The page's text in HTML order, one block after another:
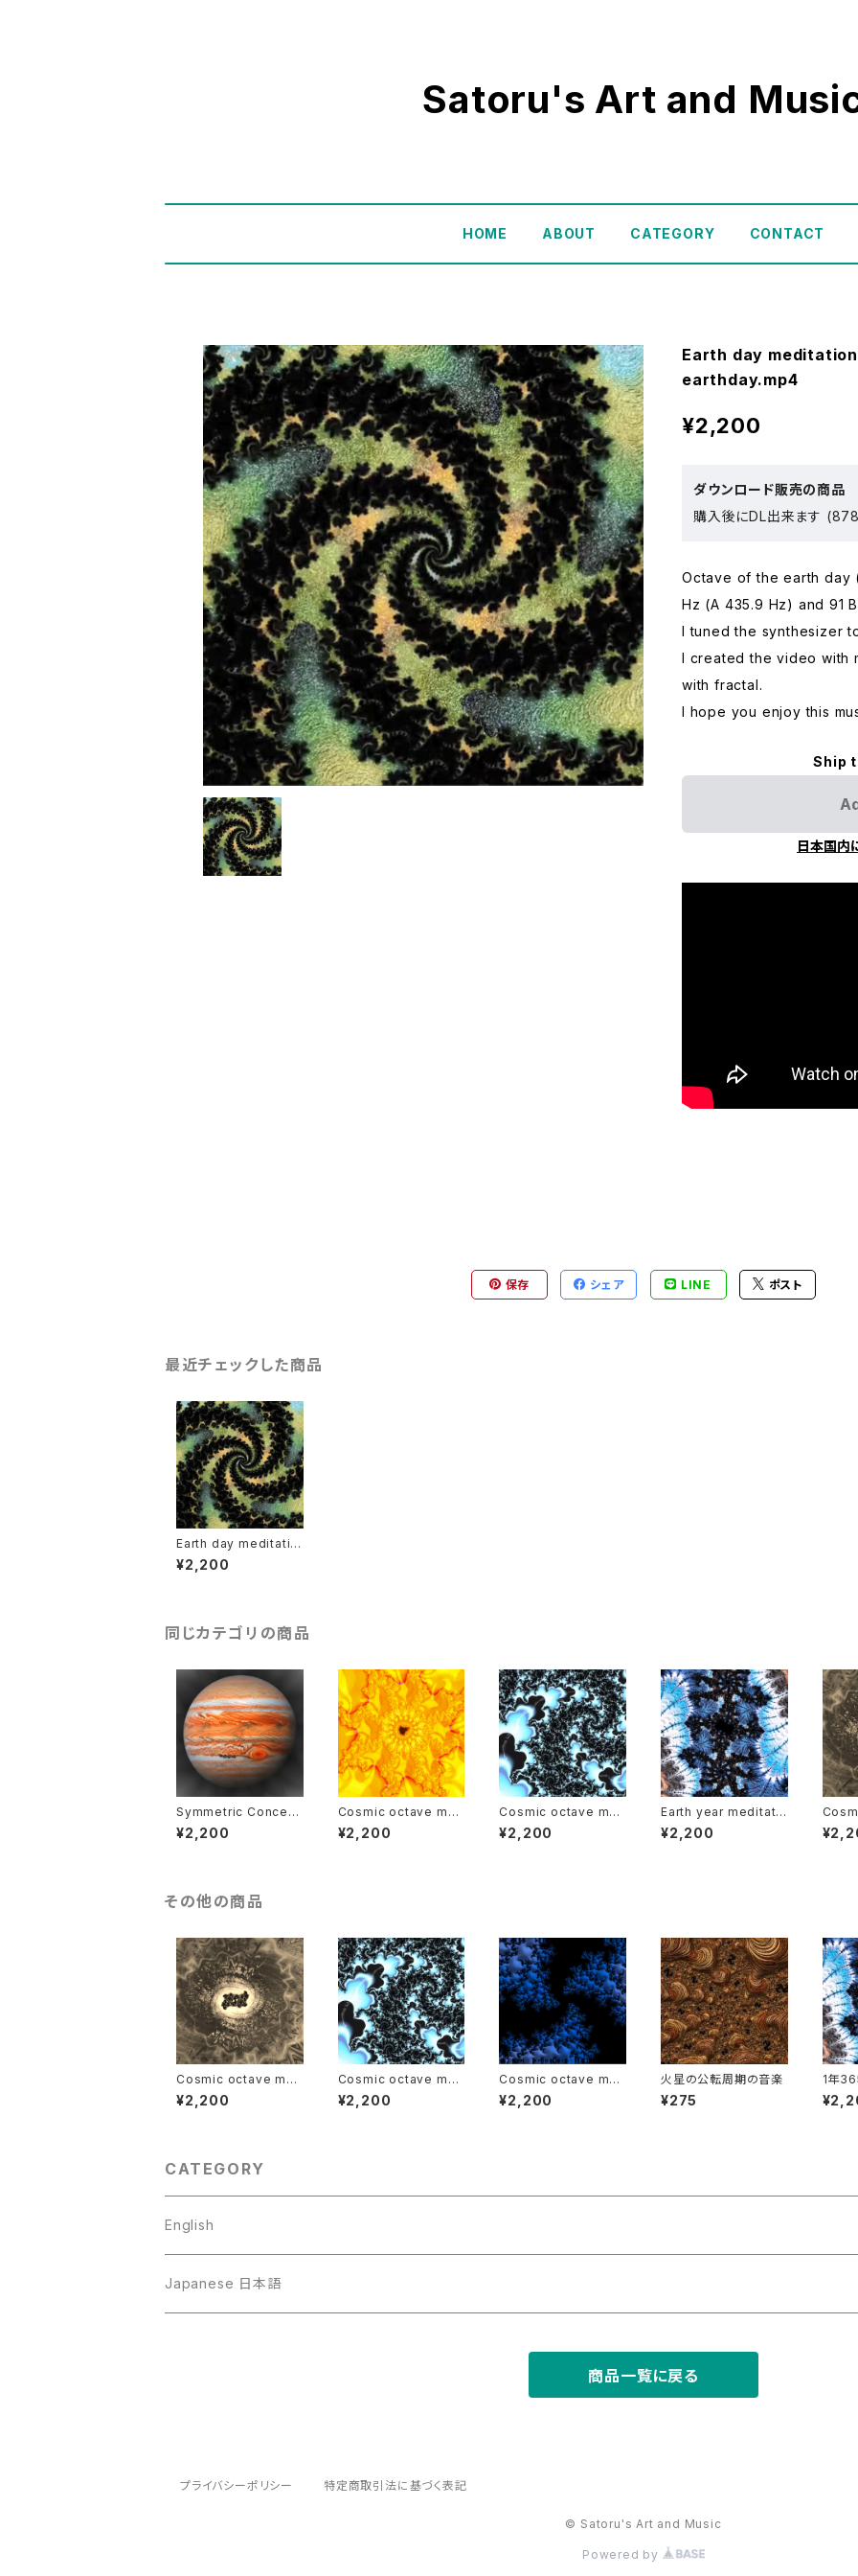
Satoru's Art and
HOME ABOUT CATEGORY CONTACT
Earth day
earthday.mp4
¥2,200
ダウンロード販売の商品
購入後にDL出来ます
Octave of the earth day
Hz (A 435.9 Hz) and 91
I tuned the synthesizer
I created the video with
with fractal.
I hope you enjoy this
Ship
日本国内
保存 シェア LINE ポスト
最近チェックした商品
Earth day meditatio
n music and video
¥2,200
同じカテゴリの商品
Symmetric Concept
Music of Jupiter
¥2,200
Cosmic octave mus
ic video : the sun
¥2,200
Cosmic octave mus
ic video : Uranus
¥2,200
Earth year meditati
on music and video
¥2,200
ic
その他の商品
Cosmic octave mus
ic video : Saturn
¥2,200
Cosmic octave mus
ic video : Uranus
¥2,200
Cosmic octave mus
ic video : Bass Duet
of Neptune
¥2,200
火星の公転周期の音楽
¥275
1年
ズム
ジッ
CATEGORY
English
Art
Japanese 日本語
商品一覧に戻る
プライバシーポリシー 特定商取引法に基づく表記
© Satoru's Art and Music
Powered by